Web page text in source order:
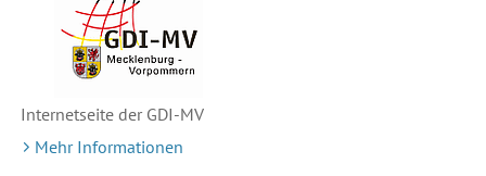
Alle Themenkarten
Sie sich zu aktuellen Themen und Veranstaltungshinweisen mit
dem Newsletter der Geodateninfrastruktur Deutschland! Die
Themen: Veranstaltungshinweise nächste GDI-DE4EU -
Infoveranstaltungen zu europäischen Aktivitäten: ...
Internetseite der GDI-MV
Mehr Informationen